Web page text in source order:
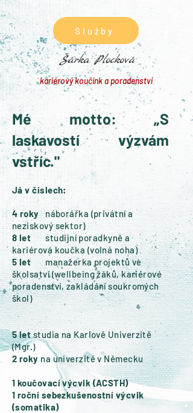
Služby
Šárka Plocková
kariérový koučink a poradenství
Mé motto: „S
laskavostí výzvám
vstříc."
Já v číslech:
4 roky náborářka (privátní a
neziskový sektor)
8 let
studijní poradkyně a
kariérová koučka (volná noha)
5 let manažerka projektů ve
školsatví (wellbeing žáků, kariérové
poradenství, zakládání soukromých
škol)
5letstudia na Karlově Univerzitě
(Mgr.)
2 roky na univerzitě v Německu
1 koučovací výcvik (ACSTH)
1 roční sebezkušenostní výcvik
(somatika)